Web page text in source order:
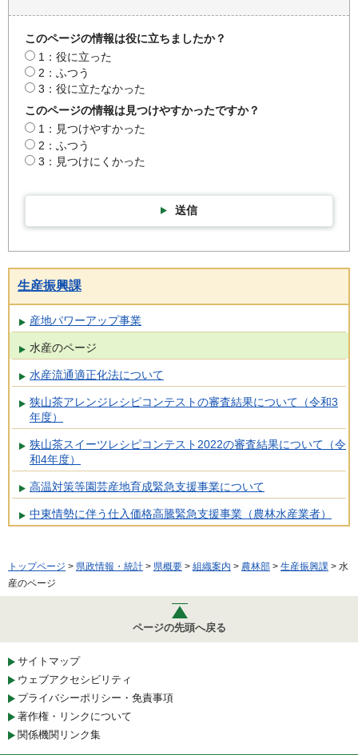
このページの情報は役に立ちましたか？
1：役に立った
2：ふつう
3：役に立たなかった
このページの情報は見つけやすかったですか？
1：見つけやすかった
2：ふつう
3：見つけにくかった
送信
生産振興課
産地パワーアップ事業
水産のページ
水産流通適正化法について
狭山茶アレンジレシピコンテストの審査結果について（令和3
年度）
狭山茶スイーツレシピコンテスト2022の審査結果について（令
和4年度）
高温対策等園芸産地育成緊急支援事業について
中東情勢に伴う仕入価格高騰緊急支援事業（農林水産業者）
トップページ > 県政情報・統計 > 県概要 > 組織案内 > 農林部 > 生産振興課 > 水
産のページ
ページの先頭へ戻る
サイトマップ
ウェブアクセシビリティ
プライバシーポリシー・免責事項
著作権・リンクについて
関係機関リンク集